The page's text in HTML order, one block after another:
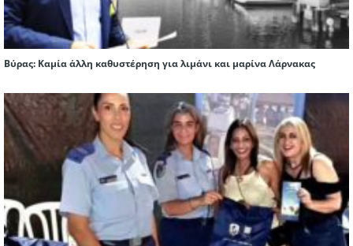
Βύρας: Καμία άλλη καθυστέρηση για λιμάνι και μαρίνα Λάρνακας